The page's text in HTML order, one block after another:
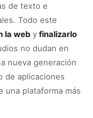
de texto e
Todo este
la web y finalizarlo
no dudan en
nueva generación
de aplicaciones
una plataforma más